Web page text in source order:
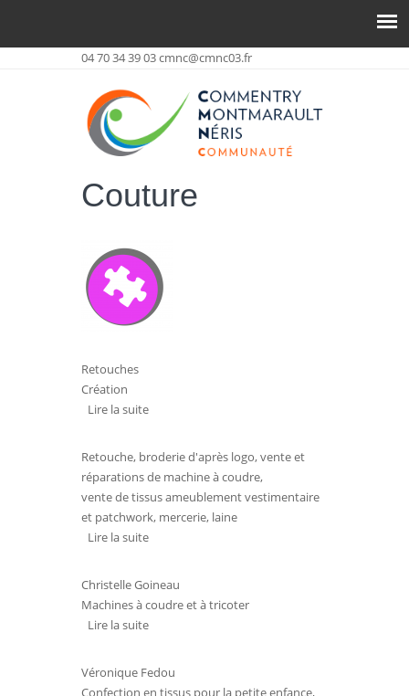
04 70 34 39 03cmnc@cmnc03.fr
Couture
Retouches
Création
Lire la suitede BOUTON BLEU
Retouche, broderie d'après logo, vente et
réparations de machine à coudre,
vente de tissus ameublement vestimentaire
et patchwork, mercerie, laine
Lire la suitede ZIG ZAG COUTURE
Christelle Goineau
Machines à coudre et à tricoter
Lire la suitede ATELIER DE LA MACHINE A
Véronique Fedou
Confection en tissus pour la petite enfance,